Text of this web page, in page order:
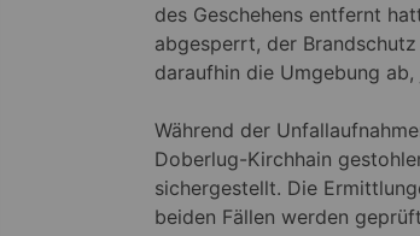
des Geschehens entfernt
abgesperrt, der
daraufhin die Umgebung
Während der
Doberlug-Kirchhain
sichergestellt. Die
beiden Fällen werden